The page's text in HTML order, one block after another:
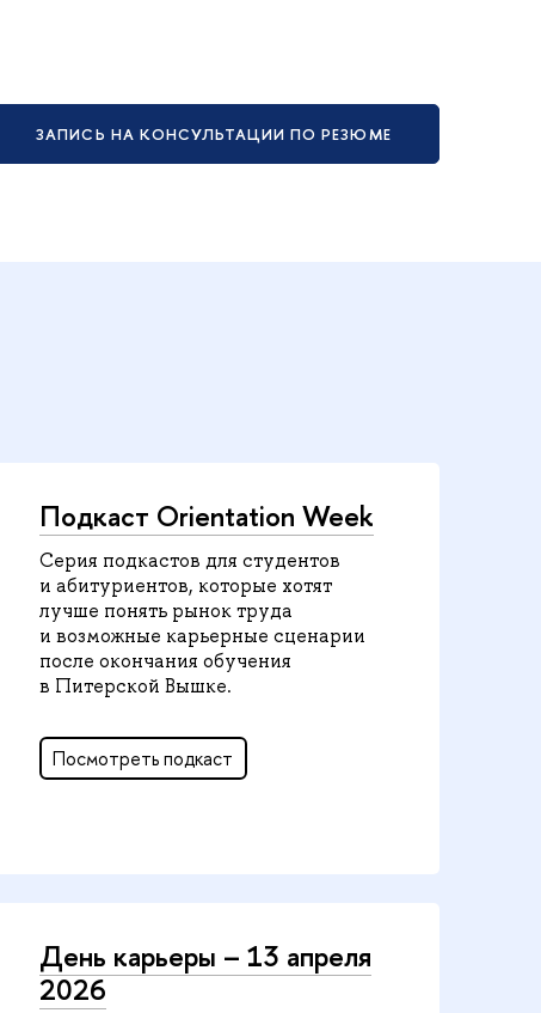
ЗАПИСЬ НА КОНСУЛЬТАЦИИ ПО РЕЗЮМЕ
Подкаст Orientation Week
Серия подкастов для студентов
и абитуриентов, которые хотят
лучше понять рынок труда
и возможные карьерные сценарии
после окончания обучения
в Питерской Вышке.
Посмотреть подкаст
День карьеры – 13 апреля
2026